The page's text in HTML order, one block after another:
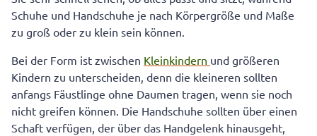
Schuhe und Handschuhe je nach Körpergröße und Maße
zu groß oder zu klein sein können.
Bei der Form ist zwischen Kleinkindern und größeren
Kindern zu unterscheiden, denn die kleineren sollten
anfangs Fäustlinge ohne Daumen tragen, wenn sie noch
nicht greifen können. Die Handschuhe sollten über einen
Schaft verfügen, der über das Handgelenk hinausgeht,